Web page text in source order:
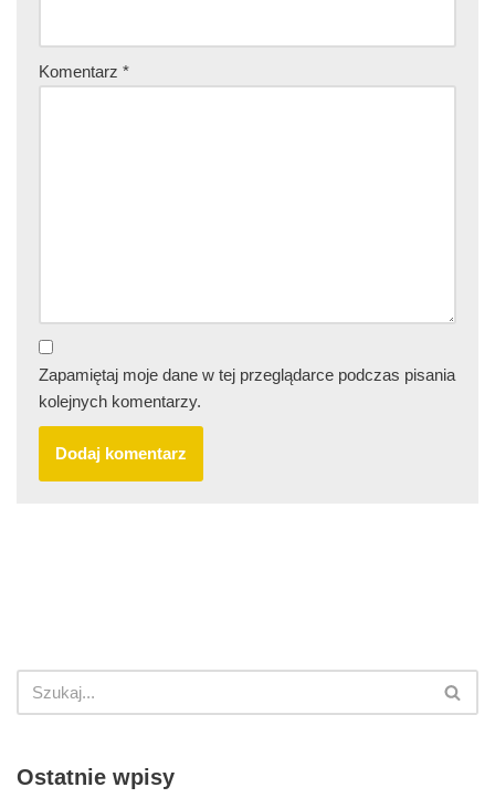
Komentarz *
Zapamiętaj moje dane w tej przeglądarce podczas pisania
kolejnych komentarzy.
Ostatnie wpisy